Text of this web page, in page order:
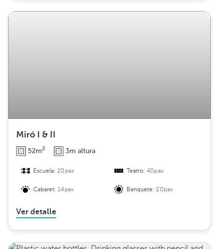
Miró I & II
52m2 3m altura
Escuela:20pax Teatro:40pax
Cabaret:14pax Banquete:20pax
Ver detalle